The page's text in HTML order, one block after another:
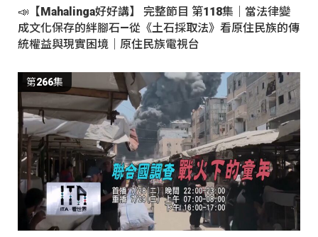
📣【Mahalinga好好講】 完整節目 第118集｜當法律變
成文化保存的絆腳石—從《土石採取法》看原住民族的傳
統權益與現實困境｜原住民族電視台
第266集